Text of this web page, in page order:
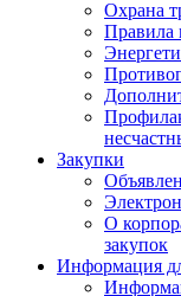
Охрана
Правила
Закупки
О
закупок
Информация